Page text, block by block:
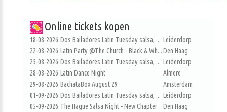
Online tickets kopen
18-08-2026 Dos Bailadores Latin Tuesday salsa, ... Leiderdorp
22-08-2026 Latin Party @The Church - Black & Wh...Den Haag
25-08-2026 Dos Bailadores Latin Tuesday salsa, ... Leiderdorp
28-08-2026 Latin Dance Night
Almere
29-08-2026 BachataBox August 29
Amsterdam
01-09-2026 Dos Bailadores Latin Tuesday salsa, ... Leiderdorp
05-09-2026 The Hague Salsa Night - New Chapter
Den Haag